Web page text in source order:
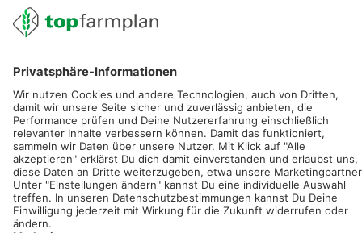
service@topfarmplan.de
Sei immer auf dem Laufenden!
Neue Features, spannende Tipps und hilfreiche Anleitungen!